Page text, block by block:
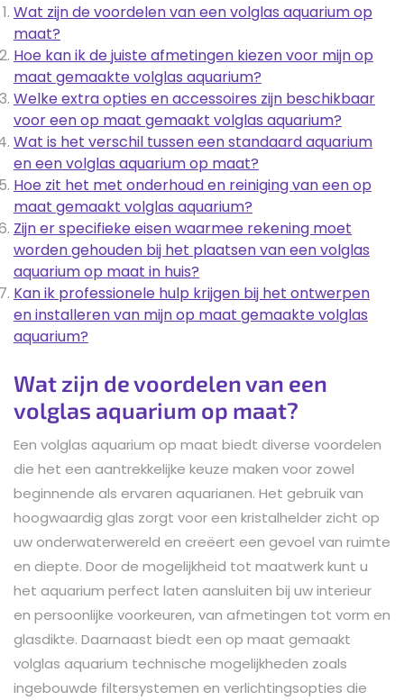
Wat zijn de voordelen van een volglas aquarium op
maat?
Hoe kan ik de juiste afmetingen kiezen voor mijn op
maat gemaakte volglas aquarium?
Welke extra opties en accessoires zijn beschikbaar
voor een op maat gemaakt volglas aquarium?
Wat is het verschil tussen een standaard aquarium
en een volglas aquarium op maat?
Hoe zit het met onderhoud en reiniging van een op
maat gemaakt volglas aquarium?
Zijn er specifieke eisen waarmee rekening moet
worden gehouden bij het plaatsen van een volglas
aquarium op maat in huis?
Kan ik professionele hulp krijgen bij het ontwerpen
en installeren van mijn op maat gemaakte volglas
aquarium?
Wat zijn de voordelen van een
volglas aquarium op maat?
Een volglas aquarium op maat biedt diverse voordelen
die het een aantrekkelijke keuze maken voor zowel
beginnende als ervaren aquarianen. Het gebruik van
hoogwaardig glas zorgt voor een kristalhelder zicht op
uw onderwaterwereld en creëert een gevoel van ruimte
en diepte. Door de mogelijkheid tot maatwerk kunt u
het aquarium perfect laten aansluiten bij uw interieur
en persoonlijke voorkeuren, van afmetingen tot vorm en
glasdikte. Daarnaast biedt een op maat gemaakt
volglas aquarium technische mogelijkheden zoals
ingebouwde filtersystemen en verlichtingsopties die